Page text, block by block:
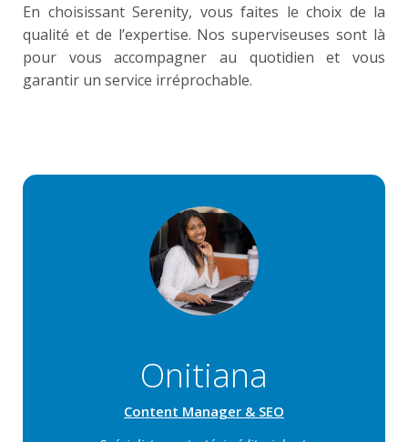
En choisissant Serenity, vous faites le choix de la
qualité et de l’expertise. Nos superviseuses sont là
pour vous accompagner au quotidien et vous
garantir un service irréprochable.
Onitiana
Content Manager & SEO